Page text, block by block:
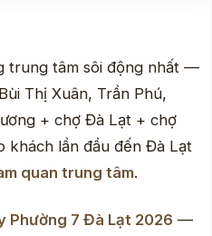
trung tâm sôi động nhất —
Thị Xuân, Trần Phú,
+ chợ Đà Lạt + chợ
khách lần đầu đến Đà Lạt
quan trung tâm.
Phường 7 Đà Lạt 2026 —